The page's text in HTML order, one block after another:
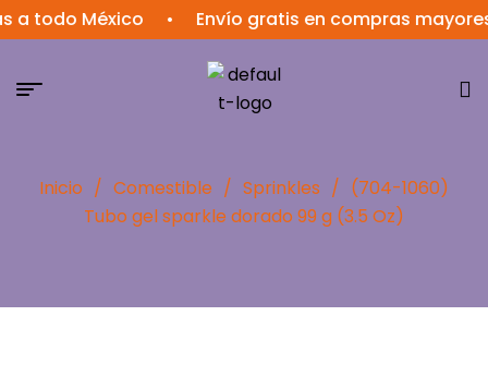
todo México Envío gratis en compras mayores
Inicio / Comestible / Sprinkles / (704-1060)
Tubo gel sparkle dorado 99 g (3.5 Oz)